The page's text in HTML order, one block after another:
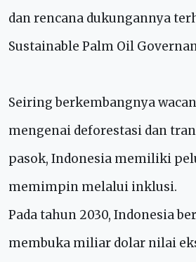
dan rencana dukungannya
Sustainable Palm Oil
Seiring berkembangnya
mengenai deforestasi dan
pasok, Indonesia memiliki
memimpin melalui inklusi.
Pada tahun 2030, Indonesia
membuka miliar dolar nilai